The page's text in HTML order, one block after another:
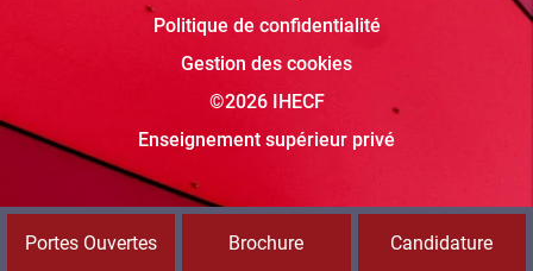
Politique de confidentialité
Gestion des cookies
©2026 IHECF
Enseignement supérieur privé
Portes Ouvertes Brochure Candidature